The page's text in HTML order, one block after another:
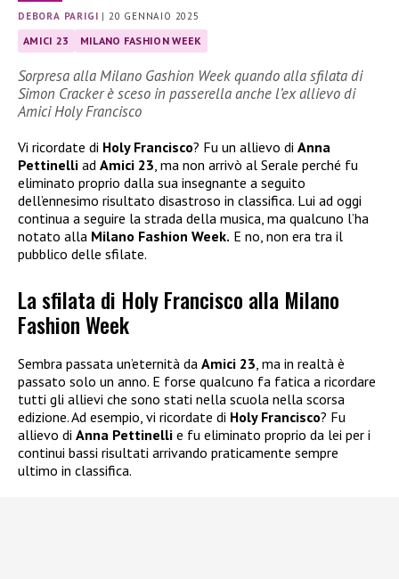
DEBORA PARIGI | 20 GENNAIO 2025
AMICI 23 MILANO FASHION WEEK
Sorpresa alla Milano Gashion Week quando alla sfilata di
Simon Cracker è sceso in passerella anche l’ex allievo di
Amici Holy Francisco
Vi ricordate di Holy Francisco? Fu un allievo di Anna
Pettinelli ad Amici 23, ma non arrivò al Serale perché fu
eliminato proprio dalla sua insegnante a seguito
dell’ennesimo risultato disastroso in classifica. Lui ad oggi
continua a seguire la strada della musica, ma qualcuno l’ha
notato alla Milano Fashion Week. E no, non era tra il
pubblico delle sfilate.
La sfilata di Holy Francisco alla Milano
Fashion Week
Sembra passata un’eternità da Amici 23 , ma in realtà è
passato solo un anno. E forse qualcuno fa fatica a ricordare
tutti gli allievi che sono stati nella scuola nella scorsa
edizione. Ad esempio, vi ricordate di Holy Francisco? Fu
allievo di Anna Pettinelli e fu eliminato proprio da lei per i
continui bassi risultati arrivando praticamente sempre
ultimo in classifica.